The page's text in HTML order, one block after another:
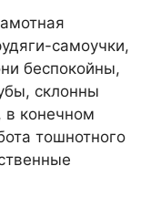
самоучки,
беспокойны,
склонны
в конечном
тошнотного